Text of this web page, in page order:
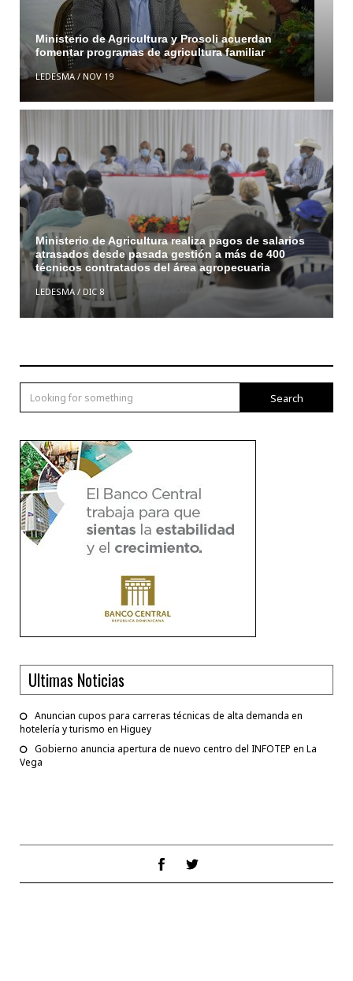
Ministerio de Agricultura y Prosoli acuerdan
fomentar programas de agricultura familiar
LEDESMA/ NOV 19
Ministerio de Agricultura realiza pagos de salarios
atrasados desde pasada gestión a más de 400
técnicos contratados del área agropecuaria
LEDESMA/ DIC 8
Search
Ultimas Noticias
Anuncian cupos para carreras técnicas de alta demanda en
hotelería y turismo en Higuey
Gobierno anuncia apertura de nuevo centro del INFOTEP en La
Vega